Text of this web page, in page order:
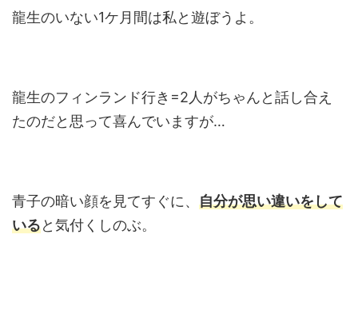
龍生のいない1ケ月間は私と遊ぼうよ。
龍生のフィンランド行き=2人がちゃんと話し合え
たのだと思って喜んでいますが…
青子の暗い顔を見てすぐに、 自分が思い違いをして
いると気付くしのぶ。